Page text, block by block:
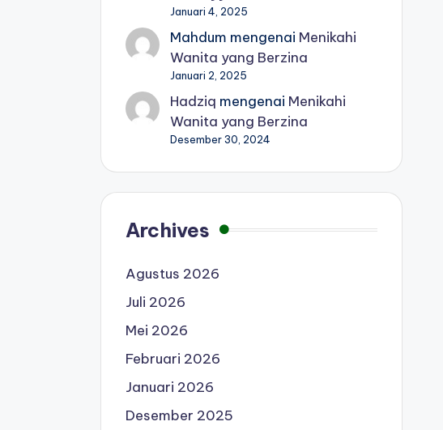
Januari 4, 2025
Mahdum mengenai Menikahi
Wanita yang Berzina
Januari 2, 2025
Hadziq mengenai Menikahi
Wanita yang Berzina
Desember 30, 2024
Archives
Agustus 2026
Juli 2026
Mei 2026
Februari 2026
Januari 2026
Desember 2025